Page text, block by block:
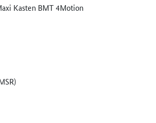
Kasten BMT 4Motion